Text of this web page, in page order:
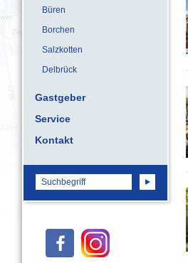
Büren
Borchen
Salzkotten
Delbrück
Gastgeber
Service
Kontakt